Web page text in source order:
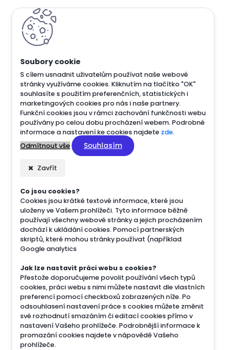
S cílem usnadnit uživatelům používat naše webové
stránky využíváme cookies. Kliknutím na tlačítko "OK"
souhlasíte s použitím preferenčních, statistických i
marketingových cookies pro nás i naše partnery.
Funkční cookies jsou v rámci zachování funkčnosti webu
používány po celou dobu procházení webem. Podrobné
informace a nastavení ke cookies najdete zde.
Odmítnout vše
Souhlasím
Zavřít
Co jsou cookies?
Cookies jsou krátké textové informace, které jsou
uloženy ve Vašem prohlížeči. Tyto informace běžně
používají všechny webové stránky a jejich procházením
dochází k ukládání cookies. Pomocí partnerských
skriptů, které mohou stránky používat (například
Google analytics
Jak lze nastavit práci webu s cookies?
Přestože doporučujeme povolit používání všech typů
cookies, práci webu s nimi můžete nastavit dle vlastních
preferencí pomocí checkboxů zobrazených níže. Po
odsouhlasení nastavení práce s cookies můžete změnit
své rozhodnutí smazáním či editací cookies přímo v
nastavení Vašeho prohlížeče. Podrobnější informace k
promazání cookies najdete v nápovědě Vašeho
prohlížeče.